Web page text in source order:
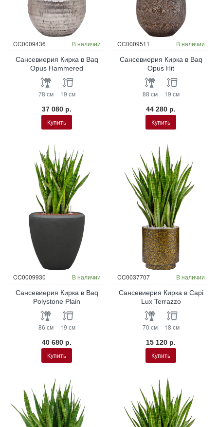
CC0009436 В наличии
Сансевиерия Кирка в Baq
Opus Hammered
78 см 19 см
37 080 р.
Купить
CC0009511 В наличии
Сансевиерия Кирка в Baq
Opus Hit
88 см 19 см
44 280 р.
Купить
CC0009930 В наличии
Сансевиерия Кирка в Baq
Polystone Plain
86 см 19 см
40 680 р.
Купить
CC0037707 В наличии
Сансевиерия Кирка в Capi
Lux Terrazzo
70 см 18 см
15 120 р.
Купить